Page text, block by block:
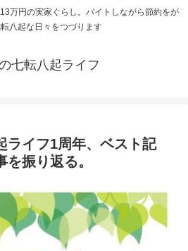
万円の実家ぐらし。バイトしながら節約をが
八起な日々をつづります
七転八起ライフ
ライフ1周年、ベスト記
振り返る。